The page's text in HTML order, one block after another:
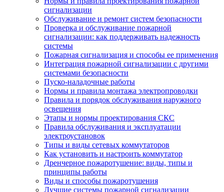
сигнализации
Обслуживание и ремонт систем безопасности
Проверка и обслуживание пожарной
сигнализации: как поддерживать надежность
системы
Пожарная сигнализация и способы ее применения
Интеграция пожарной сигнализации с другими
системами безопасности
Пуско-наладочные работы
Нормы и правила монтажа электропроводки
Правила и порядок обслуживания наружного
освещения
Этапы и нормы проектирования СКС
Правила обслуживания и эксплуатации
электроустановок
Типы и виды сетевых коммутаторов
Как установить и настроить коммутатор
Дренчерное пожаротушение: виды, типы и
принципы работы
Виды и способы пожаротушения
Лучшие системы пожарной сигнализации